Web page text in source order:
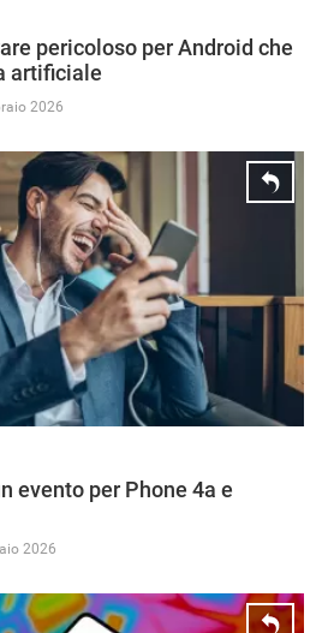
pericoloso per Android che
artificiale
2026
evento per Phone 4a e
2026